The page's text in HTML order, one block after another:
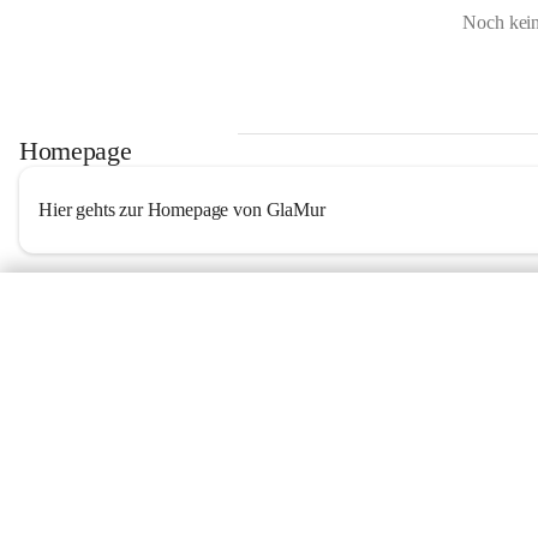
Noch
Homepage
Hier gehts zur Homepage von GlaMur